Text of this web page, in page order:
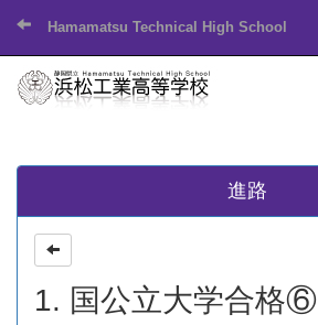
Hamamatsu Technical High School
進路
1. 国公立大学合格⑥